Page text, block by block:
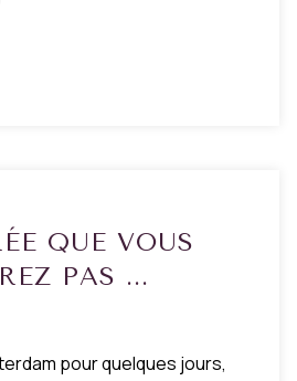
QUE VOUS
PAS ...
pour quelques jours,